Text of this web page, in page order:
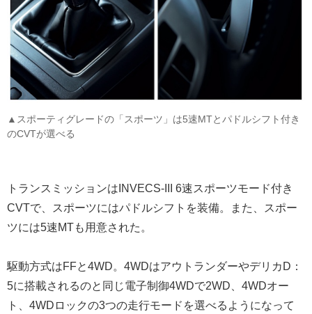
▲スポーティグレードの「スポーツ」は5速MTとパドルシフト付き
のCVTが選べる
トランスミッションはINVECS-III 6速スポーツモード付き
CVTで、スポーツにはパドルシフトを装備。また、スポー
ツには5速MTも用意された。
駆動方式はFFと4WD。4WDはアウトランダーやデリカD：
5に搭載されるのと同じ電子制御4WDで2WD、4WDオー
ト、4WDロックの3つの走行モードを選べるようになって